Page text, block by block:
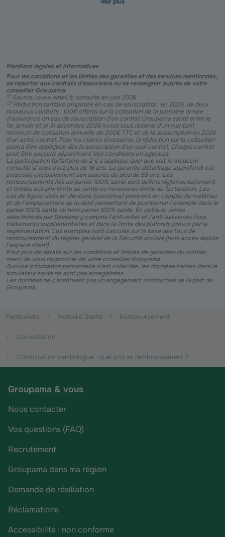
Mentions légales et informatives
Pour les conditions et les limites des garanties et des services mentionnés,
se reporter aux contrats d’assurance ou se renseigner auprès de votre
conseiller Groupama.
(1) Source : www.ameli.fr, consulté en juin 2026
(2) Réduction tarifaire proposée en cas de souscription, en 2026, de deux
nouveaux contrats : 100€ offerts sur la cotisation de la première année
d’assurance en cas de souscription d'un contrat Groupama santé entre le
1er janvier et le 31 décembre 2026 inclus sous réserve d'un montant
minimum de cotisation annuelle de 200€ TTC et de la souscription en 2026
d’un autre contrat. Pour les clients Groupama, la réduction sur la cotisation
pourra être appliquée dès la souscription d'un seul contrat. Chaque contrat
peut être souscrit séparément. Voir conditions en agences.
La participation forfaitaire de 2 € s’applique quel que soit le médecin
consulté si vous avez plus de 18 ans. La garantie détartrage approfondi est
proposée exclusivement aux assurés de plus de 55 ans. Les
remboursements liés au panier 100% santé sont définis réglementairement
et limités aux prix limite de vente ou honoraires limite de facturation. Les
cas de figure visés en dentaire (couronne) prennent en compte du matériau
et de l’emplacement de la dent permettant de positionner l’exemple dans le
panier 100% santé ou hors panier 100% santé. En optique, verres
sélectionnés par Sévéane y compris l’anti-reflet et l’anti-salissures hors
traitements supplémentaires et dans la limite des plafonds prévus par la
réglementation. Les exemples sont calculés sur la base des taux de
remboursement du régime général de la Sécurité sociale (hors accès depuis
l'espace client).
Pour plus de détails sur les conditions et limites de garanties du contrat,
merci de vous rapprocher de votre conseiller Groupama.
Aucune information personnelle n’est collectée, les données saisies dans le
simulateur santé ne sont pas enregistrées.
Les données ne constituent pas un engagement contractuel de la part de
Groupama.
Particuliers Mutuelle Santé Remboursement
Consultation
Consultation cardiologue : quel prix et remboursement ?
Groupama & vous
Nous contacter
Vos questions (FAQ)
Recrutement
Groupama dans ma région
Demande de résiliation
Réclamations
Accessibilité : non conforme